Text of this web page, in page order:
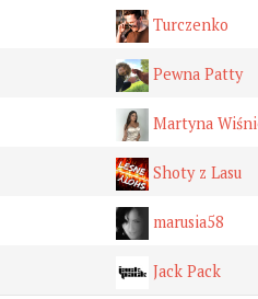
Turczenko
Pewna Patty
Martyna
Shoty z Lasu
marusia58
Jack Pack